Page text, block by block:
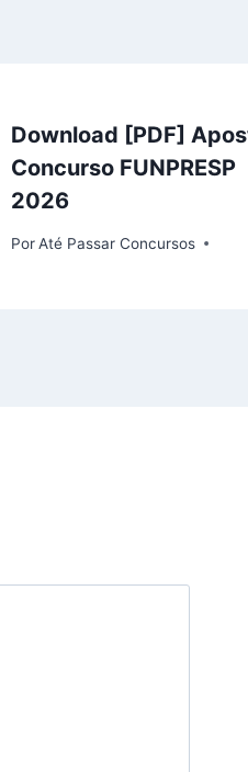
Download [PDF]
Concurso FUNPRESP
2026
Por Até Passar Concursos